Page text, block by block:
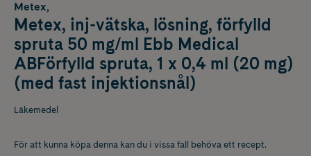
Metex,
Metex, inj-vätska, lösning, förfylld
spruta 50 mg/ml Ebb Medical
ABFörfylld spruta, 1 x 0,4 ml (20 mg)
(med fast injektionsnål)
Läkemedel
För att kunna köpa denna kan du i vissa fall behöva ett recept.